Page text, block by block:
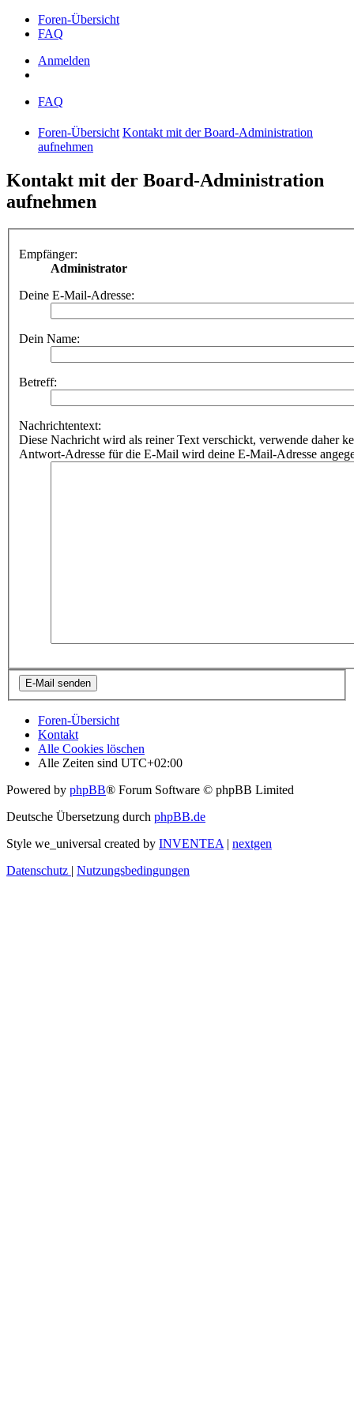
Foren-Übersicht
FAQ
Anmelden
FAQ
Foren-Übersicht Kontakt mit der Board-Administration
aufnehmen
Kontakt mit der Board-Administration
aufnehmen
Empfänger:
Administrator
Deine E-Mail-Adresse:
Dein Name:
Betreff:
Nachrichtentext:
Diese Nachricht wird als reiner Text verschickt, verwende daher
Antwort-Adresse für die E-Mail wird deine E-Mail-Adresse
Foren-Übersicht
Kontakt
Alle Cookies löschen
Alle Zeiten sind UTC+02:00
Powered by phpBB® Forum Software © phpBB Limited
Deutsche Übersetzung durch phpBB.de
Style we_universal created by INVENTEA| nextgen
Datenschutz | Nutzungsbedingungen